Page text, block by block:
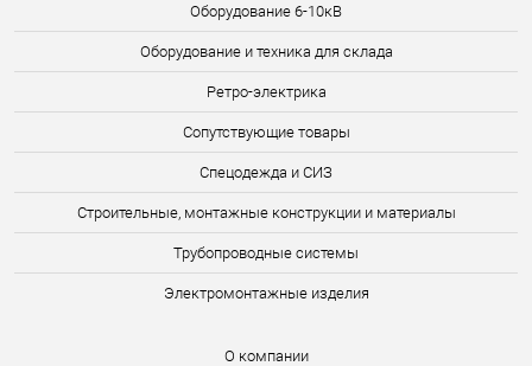
Оборудование 6-10кВ
Оборудование и техника для склада
Ретро-электрика
Сопутствующие товары
Спецодежда и СИЗ
Строительные, монтажные конструкции и материалы
Трубопроводные системы
Электромонтажные изделия
О компании